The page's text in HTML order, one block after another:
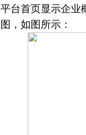
平台首页显示企业
图，如图所示：